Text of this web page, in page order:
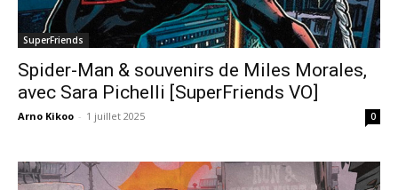
SuperFriends
Spider-Man & souvenirs de Miles Morales,
avec Sara Pichelli [SuperFriends VO]
Arno Kikoo - 1 juillet 2025 0